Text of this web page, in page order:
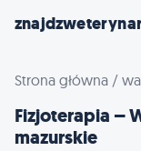
Strona główna /
Fizjoterapia –
mazurskie